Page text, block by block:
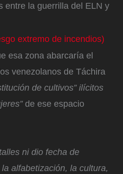
entre la guerrilla del ELN y
extremo de incendios)
esa zona abarcaría el
venezolanos de Táchira
de cultivos” ilícitos
de ese espacio
ni dio fecha de
alfabetización, la cultura,